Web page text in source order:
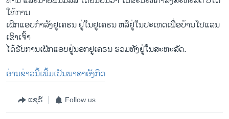
ໃຫ້​ການ
ເຝິກແອບກຳລັງຢູເຄຣນ ຢູ່ໃນຢູເຄຣນ ຫລືຢູ່ໃນປະເທດເພື່ອບ້ານໂປແລນ
ເຂົາເຈົ້າ
ໄດ້​ຮັບ​ການເຝິກແອບຢູ່ນອກຢູເຄຣນ ຮວມທັງຢູ່ໃນສະຫະລັດ.
ອ່ານຂ່າວນີ້ເພີ້ມເປັນພາສາອັງກິດ
ແຊຣ໌ Follow us